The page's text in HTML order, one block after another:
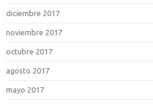
diciembre 2017
noviembre 2017
octubre 2017
agosto 2017
mayo 2017